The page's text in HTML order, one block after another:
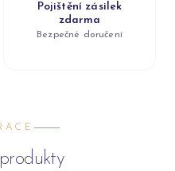
Pojištění zásilek
zdarma
Bezpečné doručení